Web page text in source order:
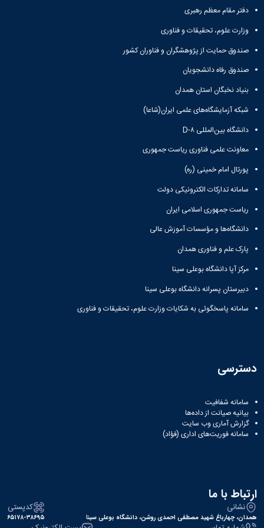
کارکنان
مصالح
آزمایشگاه
مواد
آزمایشگاه
باستان
شناسی
آزمایشگاه
ربات
و
بینایی
اولویت
طرح
های
پژوهشی
طرح
پژوهشی
سال
1398
نشریات
معاونت
پژوهش
و
فرهنگی
پلیس
نشریات
علمی
معتبر
کارگروه
اخلاق
در
کرسی
نظریه
پردازی
دانشگاه
های
هیات
علمی
سایر
آیین
نامه
ها
دفتر مقام معظم رهبری
وزارت علوم، تحقیقات و فناوری
صندوق حمایت از پژوهشگران و فناوران کشور
صندوق رفاه دانشجویان
بنیاد نخبگان استان همدان
شبکه آزمایشگاه‌های علمی ایران(شاعا)
دانشگاه بین‌المللی D-۸
معاونت علمی فناوری ریاست جمهوری
پورتال امام خمینی (ره)
سامانه تدارکات الکترونیکی دولت
ریاست جمهوری اسلامی ایران
دانشگاه‌ها و مؤسسات آموزش عالی
پارک علم و فناوری همدان
مرکز آپا دانشگاه بوعلی سینا
دبیرستان پسرانه دانشگاه بوعلی سینا
سامانه پاسخگوئی به شکایات وزارت علوم، تحقیقات و فناوری
دسترسی
سامانه شفافیت
بیانیه صیانت از داده‌ها
گزارش آماری وب‌ سایت
سامانه فوریت‌های اداری (فؤاد)
ارتباط با ما
نشانی
همدان، چهارباغ شهید مصطفی احمدی روشن، دانشگاه بوعلی سینا
کدپستی
۶۵۱۷۸-۳۸۶۹۵